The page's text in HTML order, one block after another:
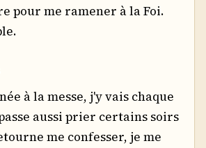
pour me ramener à la Foi.
à la messe, j'y vais chaque
aussi prier certains soirs
me confesser, je me